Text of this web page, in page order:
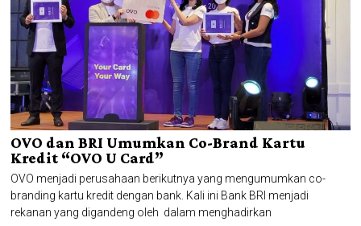
OVO dan BRI Umumkan Co-Brand Kartu
Kredit “OVO U Card”
OVO menjadi perusahaan berikutnya yang mengumumkan co-
branding kartu kredit dengan bank. Kali ini Bank BRI menjadi
rekanan yang digandeng oleh dalam menghadirkan